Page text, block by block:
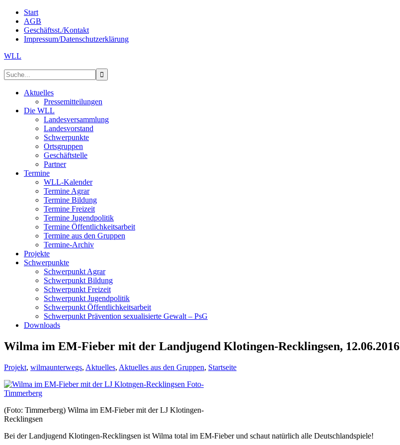
Start
AGB
Geschäftsst./Kontakt
Impressum/Datenschutzerklärung
WLL
Aktuelles
Pressemitteilungen
Die WLL
Landesversammlung
Landesvorstand
Schwerpunkte
Ortsgruppen
Geschäftstelle
Partner
Termine
WLL-Kalender
Termine Agrar
Termine Bildung
Termine Freizeit
Termine Jugendpolitik
Termine Öffentlichkeitsarbeit
Termine aus den Gruppen
Termine-Archiv
Projekte
Schwerpunkte
Schwerpunkt Agrar
Schwerpunkt Bildung
Schwerpunkt Freizeit
Schwerpunkt Jugendpolitik
Schwerpunkt Öffentlichkeitsarbeit
Schwerpunkt Prävention sexualisierte Gewalt – PsG
Downloads
Wilma im EM-Fieber mit der Landjugend Klotingen-Recklingsen, 12.06.2016
Projekt, wilmaunterwegs, Aktuelles, Aktuelles aus den Gruppen, Startseite
(Foto: Timmerberg) Wilma im EM-Fieber mit der LJ Klotingen-
Recklingsen
Bei der Landjugend Klotingen-Recklingsen ist Wilma total im EM-Fieber und schaut natürlich alle Deutschlandspiele!